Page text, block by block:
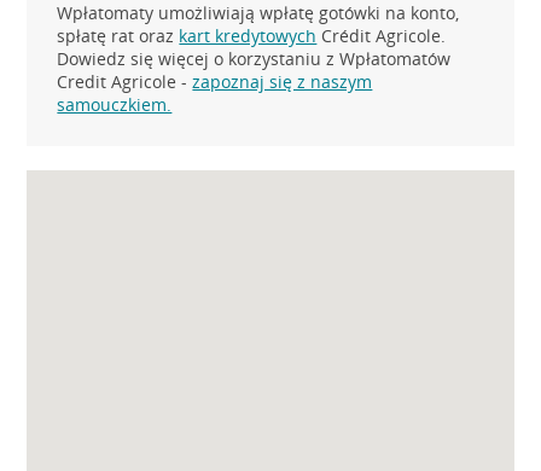
Wpłatomaty umożliwiają wpłatę gotówki na konto,
spłatę rat oraz kart kredytowych Crédit Agricole.
Dowiedz się więcej o korzystaniu z Wpłatomatów
Credit Agricole -zapoznaj się z naszym
samouczkiem.